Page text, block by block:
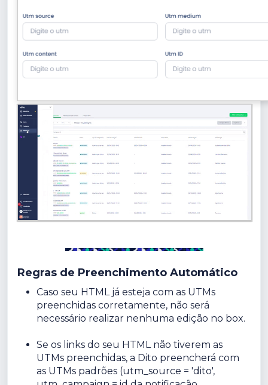
Regras de Preenchimento Automático
Caso seu HTML já esteja com as UTMs
preenchidas corretamente, não será
necessário realizar nenhuma edição no box.
Se os links do seu HTML não tiverem as
UTMs preenchidas, a Dito preencherá com
as UTMs padrões (utm_source = 'dito',